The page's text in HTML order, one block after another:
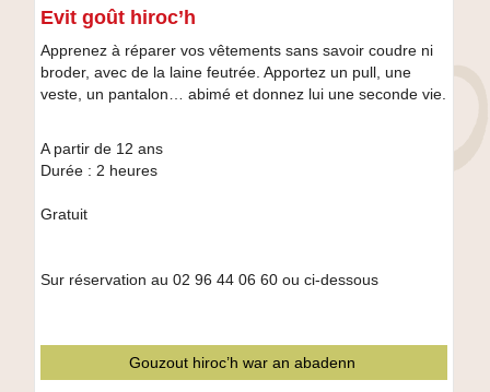
avec
Dérobées
Evit goût hiroc’h
Apprenez à réparer vos vêtements sans savoir coudre ni
broder, avec de la laine feutrée. Apportez un pull, une
veste, un pantalon… abimé et donnez lui une seconde vie.
A partir de 12 ans
Durée : 2 heures
Gratuit
Sur réservation au 02 96 44 06 60 ou ci-dessous
Gouzout hiroc’h war an abadenn